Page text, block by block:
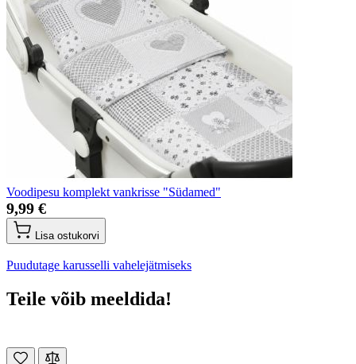
Voodipesu komplekt vankrisse "Südamed"
9,99 €
Lisa ostukorvi
Puudutage karusselli vahelejätmiseks
Teile võib meeldida!